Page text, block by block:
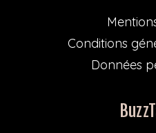
Conditions
Données